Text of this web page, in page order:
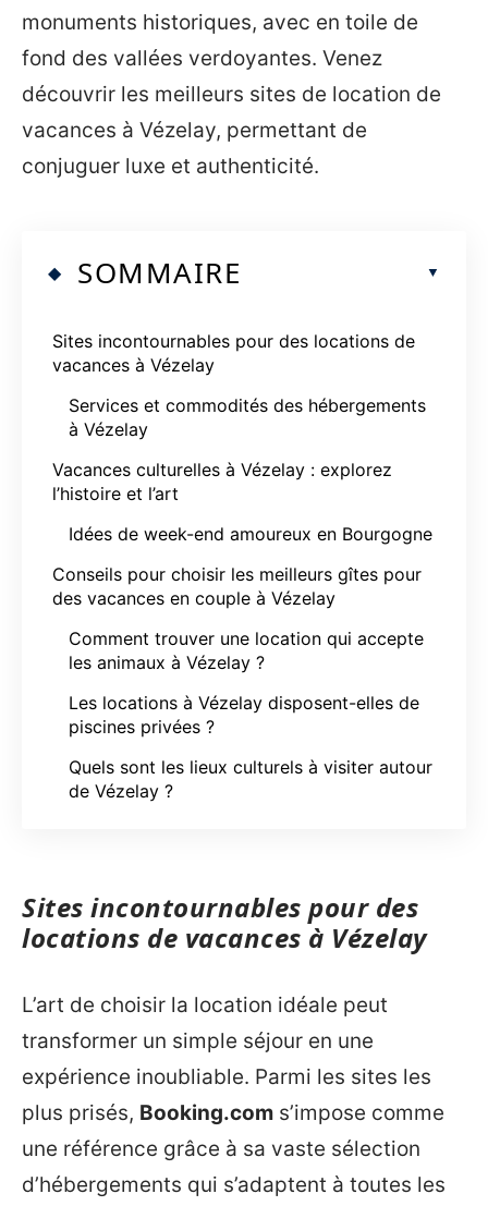
monuments historiques, avec en toile de
fond des vallées verdoyantes. Venez
découvrir les meilleurs sites de location de
vacances à Vézelay, permettant de
conjuguer luxe et authenticité.
SOMMAIRE
Sites incontournables pour des locations de
vacances à Vézelay
Services et commodités des hébergements
à Vézelay
Vacances culturelles à Vézelay : explorez
l’histoire et l’art
Idées de week-end amoureux en Bourgogne
Conseils pour choisir les meilleurs gîtes pour
des vacances en couple à Vézelay
Comment trouver une location qui accepte
les animaux à Vézelay ?
Les locations à Vézelay disposent-elles de
piscines privées ?
Quels sont les lieux culturels à visiter autour
de Vézelay ?
Sites incontournables pour des
locations de vacances à Vézelay
L’art de choisir la location idéale peut
transformer un simple séjour en une
expérience inoubliable. Parmi les sites les
plus prisés, Booking.com s’impose comme
une référence grâce à sa vaste sélection
d’hébergements qui s’adaptent à toutes les